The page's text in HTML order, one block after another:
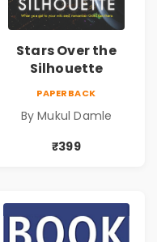
Stars Over the
Silhouette
PAPERBACK
By Mukul Damle
₹399